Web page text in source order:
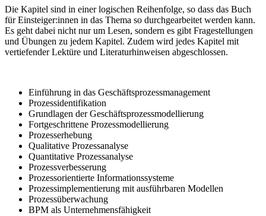
Die Kapitel sind in einer logischen Reihenfolge, so dass das Buch
für Einsteiger:innen in das Thema so durchgearbeitet werden kann.
Es geht dabei nicht nur um Lesen, sondern es gibt Fragestellungen
und Übungen zu jedem Kapitel. Zudem wird jedes Kapitel mit
vertiefender Lektüre und Literaturhinweisen abgeschlossen.
Einführung in das Geschäftsprozessmanagement
Prozessidentifikation
Grundlagen der Geschäftsprozessmodellierung
Fortgeschrittene Prozessmodellierung
Prozesserhebung
Qualitative Prozessanalyse
Quantitative Prozessanalyse
Prozessverbesserung
Prozessorientierte Informationssysteme
Prozessimplementierung mit ausführbaren Modellen
Prozessüberwachung
BPM als Unternehmensfähigkeit